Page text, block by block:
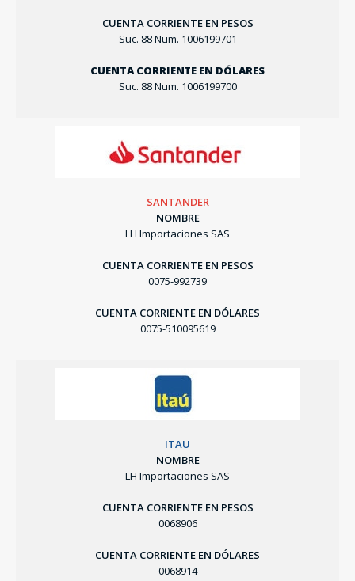
CUENTA CORRIENTE EN PESOS
Suc. 88 Num. 1006199701
CUENTA CORRIENTE EN DÓLARES
Suc. 88 Num. 1006199700
SANTANDER
NOMBRE
LH Importaciones SAS
CUENTA CORRIENTE EN PESOS
0075-992739
CUENTA CORRIENTE EN DÓLARES
0075-510095619
ITAU
NOMBRE
LH Importaciones SAS
CUENTA CORRIENTE EN PESOS
0068906
CUENTA CORRIENTE EN DÓLARES
0068914